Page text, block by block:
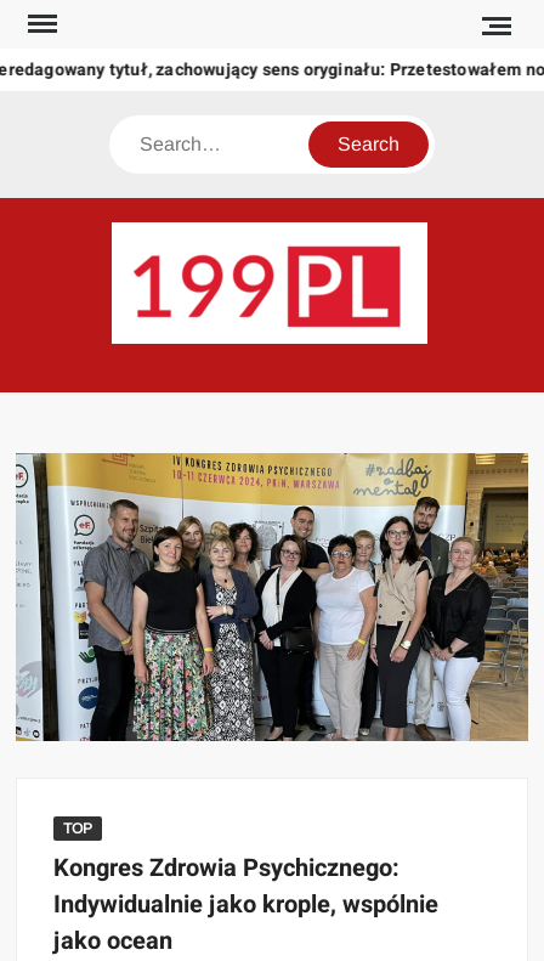
Skip
content
tytuł, zachowujący sens oryginału: Przetestowałem
Search
świat
TOP
Kongres Zdrowia Psychicznego:
Indywidualnie jako krople, wspólnie
jako ocean